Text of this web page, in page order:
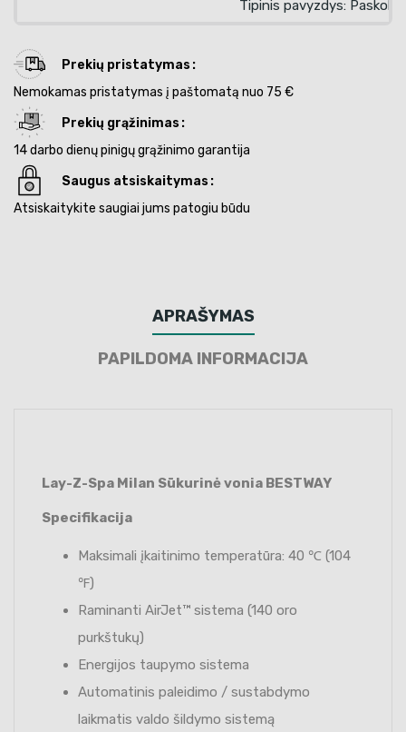
Prekių pristatymas
Nemokamas pristatymas į paštomatą nuo 75 €
Prekių grąžinimas
14 darbo dienų pinigų grąžinimo garantija
Saugus atsiskaitymas
Atsiskaitykite saugiai jums patogiu būdu
APRAŠYMAS
PAPILDOMA INFORMACIJA
Lay-Z-Spa Milan Sūkurinė vonia BESTWAY
Specifikacija
Maksimali įkaitinimo temperatūra: 40 ℃ (104
℉)
Raminanti AirJet™ sistema (140 oro
purkštukų)
Energijos taupymo sistema
Automatinis paleidimo / sustabdymo
laikmatis valdo šildymo sistemą